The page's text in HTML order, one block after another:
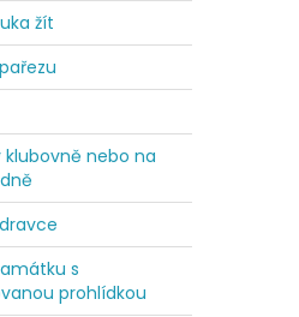
žít
klubovně nebo na
s
prohlídkou